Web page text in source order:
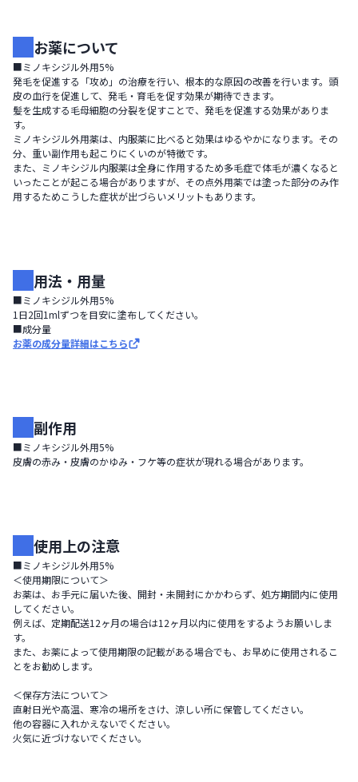
お薬について
■ミノキシジル外用5%
発毛を促進する「攻め」の治療を行い、根本的な原因の改善を行います。頭
皮の血行を促進して、発毛・育毛を促す効果が期待できます。
髪を生成する毛母細胞の分裂を促すことで、発毛を促進する効果がありま
す。
ミノキシジル外用薬は、内服薬に比べると効果はゆるやかになります。その
分、重い副作用も起こりにくいのが特徴です。
また、ミノキシジル内服薬は全身に作用するため多毛症で体毛が濃くなると
いったことが起こる場合がありますが、その点外用薬では塗った部分のみ作
用するためこうした症状が出づらいメリットもあります。
用法・用量
■ミノキシジル外用5%
1日2回1mlずつを目安に塗布してください。
■成分量
お薬の成分量詳細はこちら
副作用
■ミノキシジル外用5%
皮膚の赤み・皮膚のかゆみ・フケ等の症状が現れる場合があります。
使用上の注意
■ミノキシジル外用5%
＜使用期限について＞
お薬は、お手元に届いた後、開封・未開封にかかわらず、処方期間内に使用
してください。
例えば、定期配送12ヶ月の場合は12ヶ月以内に使用をするようお願いしま
す。
また、お薬によって使用期限の記載がある場合でも、お早めに使用されるこ
とをお勧めします。
＜保存方法について＞
直射日光や高温、寒冷の場所をさけ、涼しい所に保管してください。
他の容器に入れかえないでください。
火気に近づけないでください。